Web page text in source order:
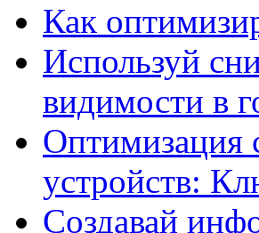
Как
Используй
видимости в
Оптимизация
устройств:
Создавай